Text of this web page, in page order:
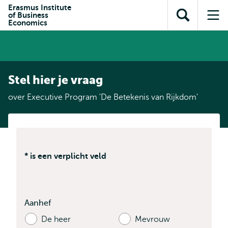
inhoud
Direct naar
subnavigatie
Erasmus Institute
of Business
Economics
Toon
zoekveld
Stel hier je vraag
over Executive Program 'De Betekenis van Rijkdom'
* is een verplicht veld
Aanhef
De heer
Mevrouw